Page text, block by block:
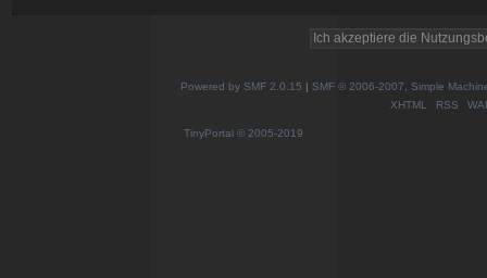
Powered by SMF 2.0.15 | SMF © 2006-2007, Simple
XHTML
RSS
TinyPortal © 2005-2019